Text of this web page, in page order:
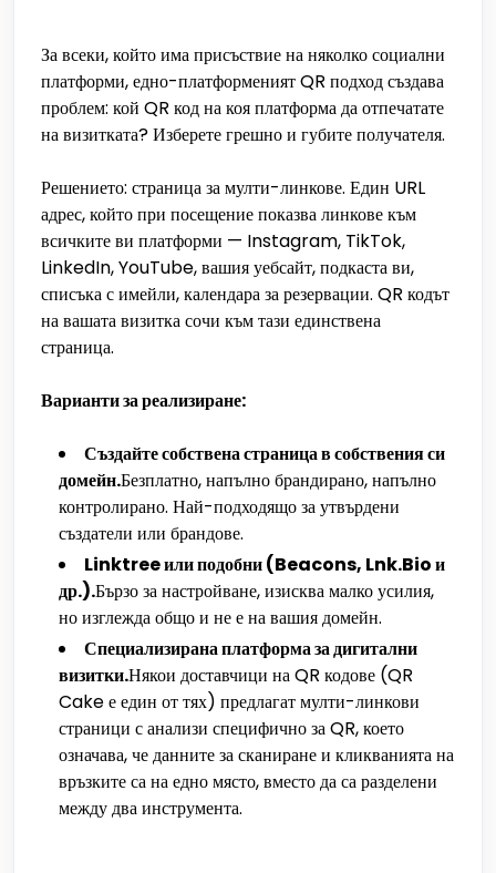
За всеки, който има присъствие на няколко социални
платформи, едно-платформеният QR подход създава
проблем: кой QR код на коя платформа да отпечатате
на визитката? Изберете грешно и губите получателя.
Решението: страница за мулти-линкове. Един URL
адрес, който при посещение показва линкове към
всичките ви платформи — Instagram, TikTok,
LinkedIn, YouTube, вашия уебсайт, подкаста ви,
списъка с имейли, календара за резервации. QR кодът
на вашата визитка сочи към тази единствена
страница.
Варианти за реализиране:
Създайте собствена страница в собствения си
домейн.Безплатно, напълно брандирано, напълно
контролирано. Най-подходящо за утвърдени
създатели или брандове.
Linktree или подобни (Beacons, Lnk.Bio и
др.).Бързо за настройване, изисква малко усилия,
но изглежда общо и не е на вашия домейн.
Специализирана платформа за дигитални
визитки.Някои доставчици на QR кодове (QR
Cake е един от тях) предлагат мулти-линкови
страници с анализи специфично за QR, което
означава, че данните за сканиране и кликванията на
връзките са на едно място, вместо да са разделени
между два инструмента.